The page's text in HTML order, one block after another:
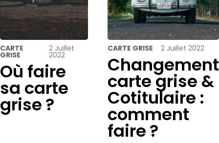
CARTE
GRISE
2 Juillet
2022
Où faire
sa carte
grise ?
CARTE GRISE 2 Juillet 2022
Changement
carte grise &
Cotitulaire :
comment
faire ?